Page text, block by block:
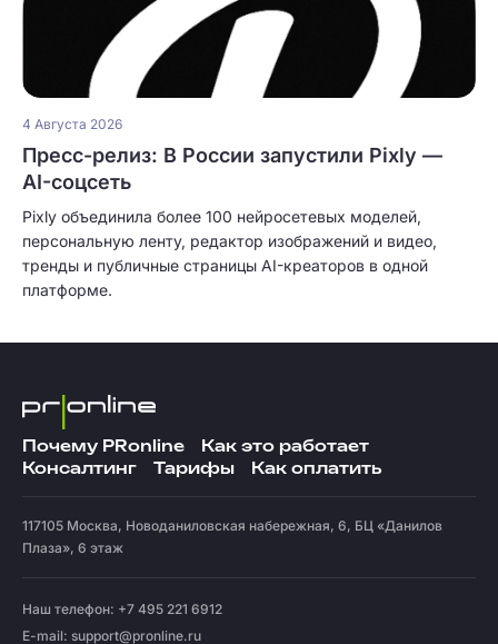
4 Августа 2026
Пресс-релиз: В России запустили Pixly —
AI-соцсеть
Pixly объединила более 100 нейросетевых моделей,
персональную ленту, редактор изображений и видео,
тренды и публичные страницы AI-креаторов в одной
платформе.
Почему PRonline
Как это работает
Консалтинг
Тарифы Как оплатить
117105 Москва, Новоданиловская набережная, 6, БЦ «Данилов
Плаза», 6 этаж
Наш телефон: +7 495 221 6912
E-mail: support@pronline.ru